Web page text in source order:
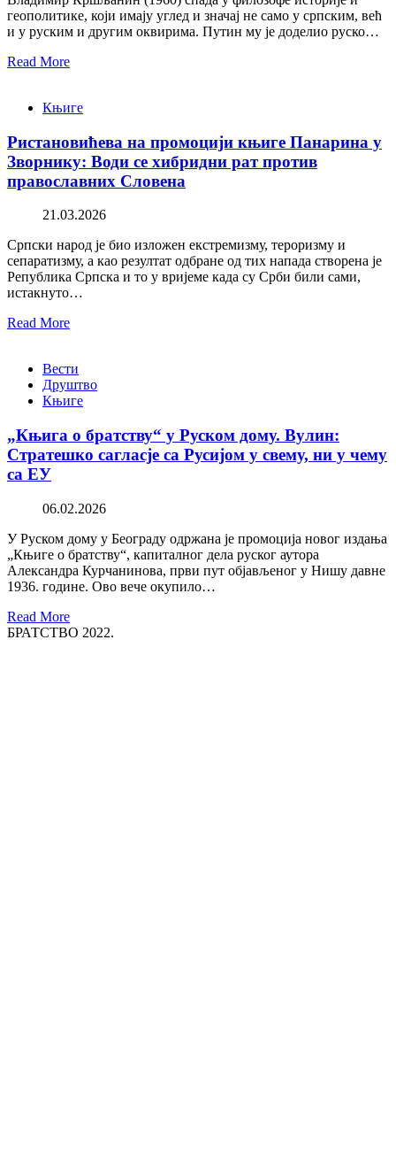
геополитике, који имају углед и значај не само у српским, већ
и у руским и другим оквирима. Путин му је доделио руско…
Read More
Књиге
Ристановићева на промоцији књиге Панарина у
Зворнику: Води се хибридни рат против
православних Словена
21.03.2026
Српски народ је био изложен екстремизму, тероризму и
сепаратизму, а као резултат одбране од тих напада створена је
Република Српска и то у вријеме када су Срби били сами,
истакнуто…
Read More
Вести
Друштво
Књиге
„Књига о братству“ у Руском дому. Вулин:
Стратешко сагласје са Русијом у свему, ни у чему
са ЕУ
06.02.2026
У Руском дому у Београду одржана је промоција новог издања
„Књиге о братству“, капиталног дела руског аутора
Александра Курчанинова, први пут објављеног у Нишу давне
1936. године. Ово вече окупило…
Read More
БРАТСТВО 2022.